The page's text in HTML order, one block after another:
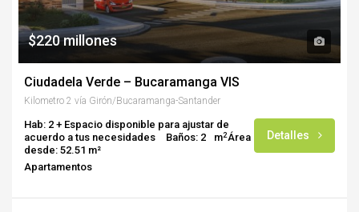
$220 millones
Ciudadela Verde – Bucaramanga VIS
Kilometro 2 vía Girón/Bucaramanga-Santander
Hab: 2 + Espacio disponible para ajustar de
acuerdo a tus necesidades
Baños: 2 m2Área
desde: 52.51 m²
Apartamentos
Detalles